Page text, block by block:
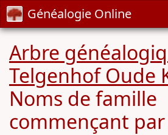
Généalogie Online
Arbre
Telgenhof Oude
Noms de famille
commençant par